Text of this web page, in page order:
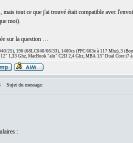
tout ce que j'ai trouvé était compatible avec
moi).
sur la question …
25), 190 (68LC040/66/33), 1400cs (PPC 603e à 117 Mhz), 3
1,33 Ghz, MacBook "alu" C2D 2,4 Ghz, MBA 13" Dual Core i7
Sujet du message:
: